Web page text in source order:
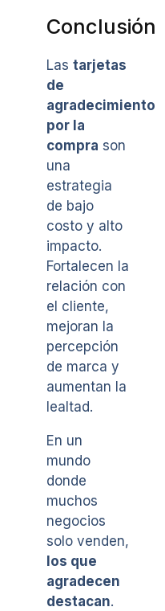
Conclusión
Las tarjetas
de
agradecimiento
por la
compra son
una
estrategia
de bajo
costo y alto
impacto.
Fortalecen la
relación con
el cliente,
mejoran la
percepción
de marca y
aumentan la
lealtad.
En un
mundo
donde
muchos
negocios
solo venden,
los que
agradecen
destacan.